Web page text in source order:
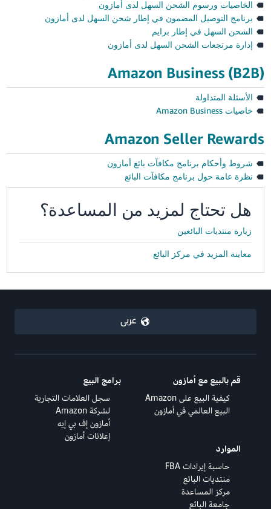
الخاصيات ورسوم الشحن السهل لدى أمازون
برنامج التوصيل المضمون في إطار شحن السهل لدى أمازون
الشحن السهل في إطار برايم
إدارة مرتجعات الشحن السهل لدى أمازون
Amazon Business (B2B)
الأسئلة المتداولة
خاصيات Amazon Business
Amazon Seller Rewards
شروط وأحكام برنامج مكافآت بائع أمازون
نظرة عامة حول برنامج مكافآت البائع
هل تحتاج لمزيد من المساعدة؟
زيارة منتديات البائعين
معاينة المزيد في مركز البائع
عربى
قم بالبيع مع أمازون
كيفية البيع على Amazon
البيع العالمي في أمازون
برامج البيع
سجل العلامات التجارية
لشركة Amazon
أمازون إف بي إيه
إعلانات أمازون
الموارد
حاسبة إيرادات FBA
منتديات البائع
مركز المساعدة
جامعة البائع